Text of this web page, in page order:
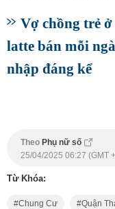
Vợ chồng trẻ
latte bán mỗi
nhập đáng kể
Theo Phụ nữ số
25/04/2025 06:27 (GMT
Từ Khóa:
Chung Cư Quận